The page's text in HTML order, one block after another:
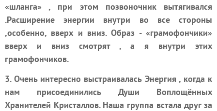
«шланга» , при этом позвоночник вытягивался
.Расширение энергии внутри во все стороны
,особенно, вверх и вниз. Образ - «грамофончики»
вверх и вниз смотрят , а я внутри этих
грамофончиков.
3. Очень интересно выстраивалась Энергия , когда к
нам присоединились Души Воплощённых
Хранителей Кристаллов. Наша группа встала друг за